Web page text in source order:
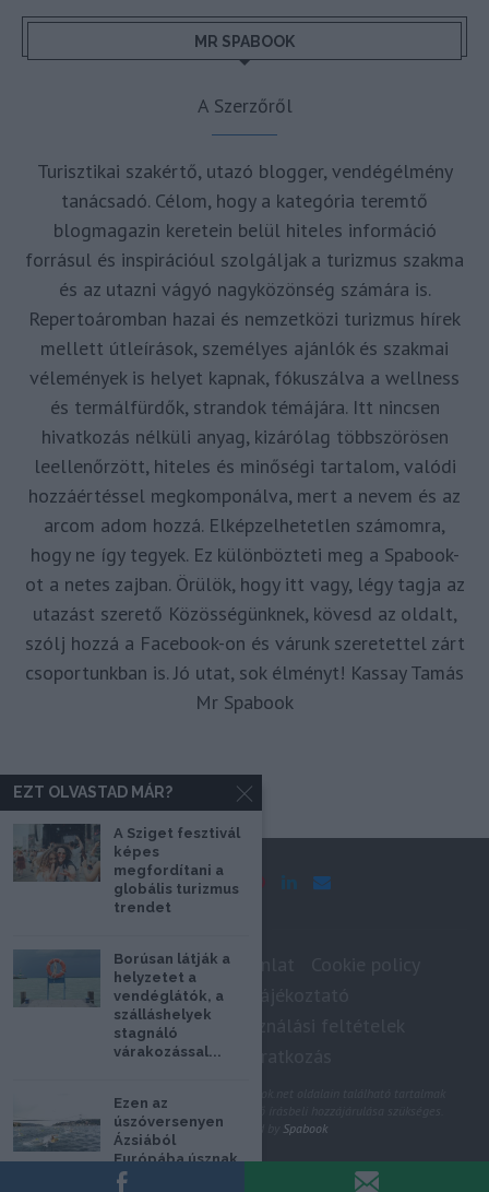
MR SPABOOK
A Szerzőről
Turisztikai szakértő, utazó blogger, vendégélmény
tanácsadó. Célom, hogy a kategória teremtő
blogmagazin keretein belül hiteles információ
forrásul és inspirációul szolgáljak a turizmus szakma
és az utazni vágyó nagyközönség számára is.
Repertoáromban hazai és nemzetközi turizmus hírek
mellett útleírások, személyes ajánlók és szakmai
vélemények is helyet kapnak, fókuszálva a wellness
és termálfürdők, strandok témájára. Itt nincsen
hivatkozás nélküli anyag, kizárólag többszörösen
leellenőrzött, hiteles és minőségi tartalom, valódi
hozzáértéssel megkomponálva, mert a nevem és az
arcom adom hozzá. Elképzelhetetlen számomra,
hogy ne így tegyek. Ez különbözteti meg a Spabook-
ot a netes zajban. Örülök, hogy itt vagy, légy tagja az
utazást szerető Közösségünknek, kövesd az oldalt,
szólj hozzá a Facebook-on és várunk szeretettel zárt
csoportunkban is. Jó utat, sok élményt! Kassay Tamás
Mr Spabook
Impresszum Médiaajánlat
Adatkezelési tájékoztató
Szerzői jogok, felhasználási feltételek
Hírlevél feliratkozás
felhasználásához, újraközléséhez a szerző írásbeli hozzájárulása szükséges.
All Rights Reserved by
Spabook
EZT OLVASTAD MÁR?
A Sziget fesztivál
képes
megfordítani a
globális turizmus
trendet
Borúsan látják a
helyzetet a
vendéglátók, a
szálláshelyek
stagnáló
várakozással...
Ezen az
úszóversenyen
Ázsiából
Európába úsznak
a versenyzők